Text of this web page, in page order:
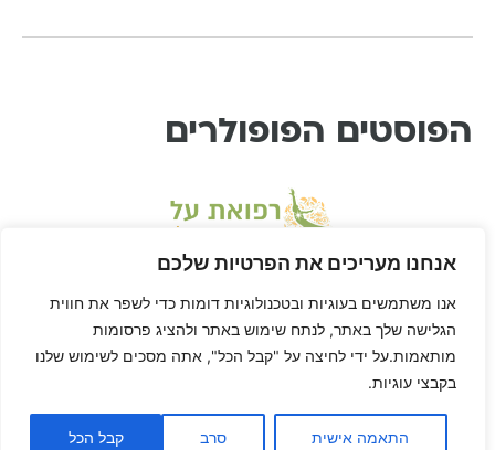
אנחנו מעריכים את הפרטיות שלכם
אנו משתמשים בעוגיות ובטכנולוגיות דומות כדי לשפר את חווית
הגלישה שלך באתר, לנתח שימוש באתר ולהציג פרסומות
מותאמות.על ידי לחיצה על "קבל הכל", אתה מסכים לשימוש שלנו
בקבצי עוגיות.
התאמה אישית סרב קבל הכל
הפוסטים הפופולרים
* דיסקליימר: דן הוא לא רופא ורפואת-על היא שיטה בתחום הרפואה המשלימה, ולא